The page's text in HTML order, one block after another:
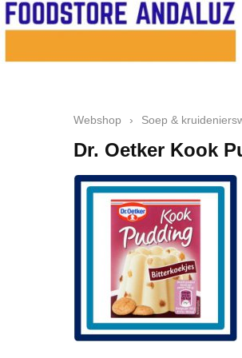
Webshop › Soep &
Dr. Oetker Kook